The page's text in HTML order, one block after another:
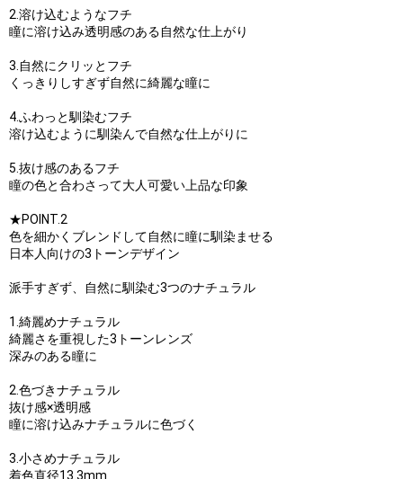
2.溶け込むようなフチ
瞳に溶け込み透明感のある自然な仕上がり
3.自然にクリッとフチ
くっきりしすぎず自然に綺麗な瞳に
4.ふわっと馴染むフチ
溶け込むように馴染んで自然な仕上がりに
5.抜け感のあるフチ
瞳の色と合わさって大人可愛い上品な印象
★POINT.2
色を細かくブレンドして自然に瞳に馴染ませる
日本人向けの3トーンデザイン
派手すぎず、自然に馴染む3つのナチュラル
1.綺麗めナチュラル
綺麗さを重視した3トーンレンズ
深みのある瞳に
2.色づきナチュラル
抜け感×透明感
瞳に溶け込みナチュラルに色づく
3.小さめナチュラル
着色直径13.3mm